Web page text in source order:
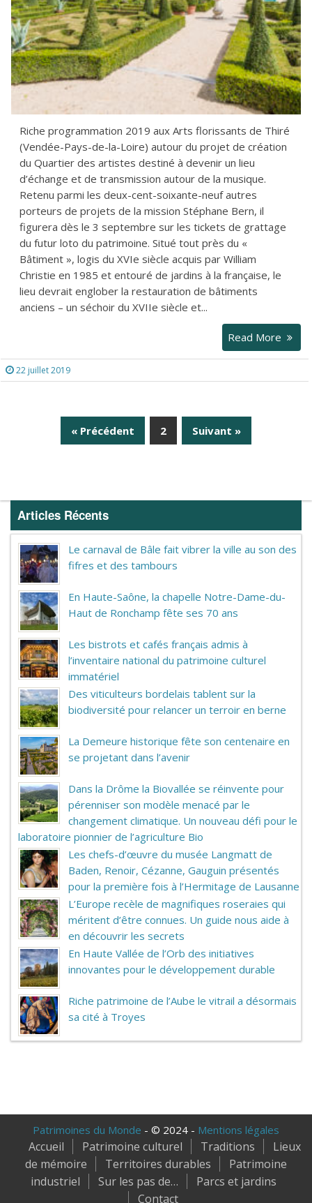
Riche programmation 2019 aux Arts florissants de Thiré
(Vendée-Pays-de-la-Loire) autour du projet de création
du Quartier des artistes destiné à devenir un lieu
d’échange et de transmission autour de la musique.
Retenu parmi les deux-cent-soixante-neuf autres
porteurs de projets de la mission Stéphane Bern, il
figurera dès le 3 septembre sur les tickets de grattage
du futur loto du patrimoine. Situé tout près du «
Bâtiment », logis du XVIe siècle acquis par William
Christie en 1985 et entouré de jardins à la française, le
lieu devrait englober la restauration de bâtiments
anciens – un séchoir du XVIIe siècle et...
Read More
22 juillet 2019
« Précédent
Page
2 Suivant »
Articles Récents
Le carnaval de Bâle fait vibrer la ville au son des
fifres et des tambours
En Haute-Saône, la chapelle Notre-Dame-du-
Haut de Ronchamp fête ses 70 ans
Les bistrots et cafés français admis à
l’inventaire national du patrimoine culturel
immatériel
Des viticulteurs bordelais tablent sur la
biodiversité pour relancer un terroir en berne
La Demeure historique fête son centenaire en
se projetant dans l’avenir
Dans la Drôme la Biovallée se réinvente pour
pérenniser son modèle menacé par le
changement climatique. Un nouveau défi pour le
laboratoire pionnier de l’agriculture Bio
Les chefs-d’œuvre du musée Langmatt de
Baden, Renoir, Cézanne, Gauguin présentés
pour la première fois à l’Hermitage de Lausanne
L’Europe recèle de magnifiques roseraies qui
méritent d’être connues. Un guide nous aide à
en découvrir les secrets
En Haute Vallée de l’Orb des initiatives
innovantes pour le développement durable
Riche patrimoine de l’Aube le vitrail a désormais
sa cité à Troyes
Patrimoines du Monde - © 2024 - Mentions légales
Accueil Patrimoine culturel Traditions
Lieux
de mémoire
Territoires durables
Patrimoine
industriel
Sur les pas de…
Parcs et jardins
Contact